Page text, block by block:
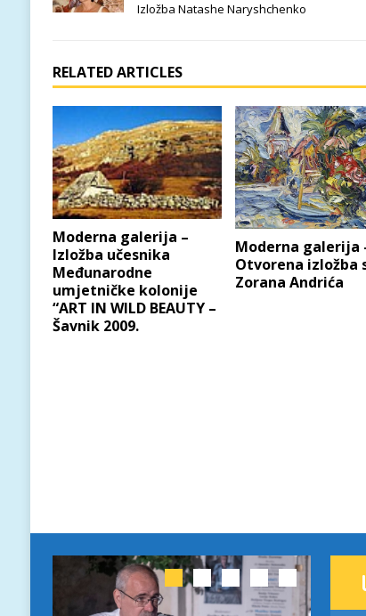
Izložba Natashe Naryshchenko
RELATED ARTICLES
Moderna galerija –
Izložba učesnika
Međunarodne
umjetničke kolonije
“ART IN WILD BEAUTY –
Šavnik 2009.
Moderna galerija
Otvorena izložba
Zorana Andrića